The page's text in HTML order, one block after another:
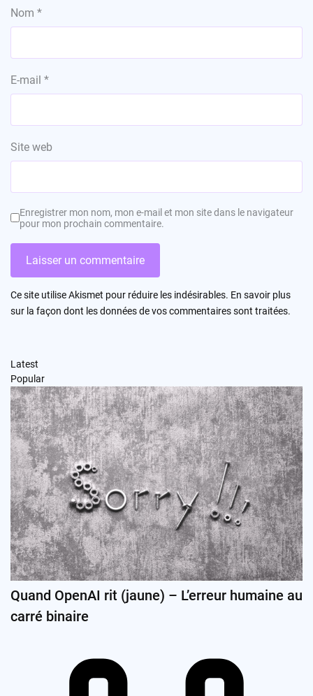
Nom *
E-mail *
Site web
Enregistrer mon nom, mon e-mail et mon site dans le navigateur
pour mon prochain commentaire.
Ce site utilise Akismet pour réduire les indésirables. En savoir plus
sur la façon dont les données de vos commentaires sont traitées.
Latest
Popular
Quand OpenAI rit (jaune) – L’erreur humaine au
carré binaire